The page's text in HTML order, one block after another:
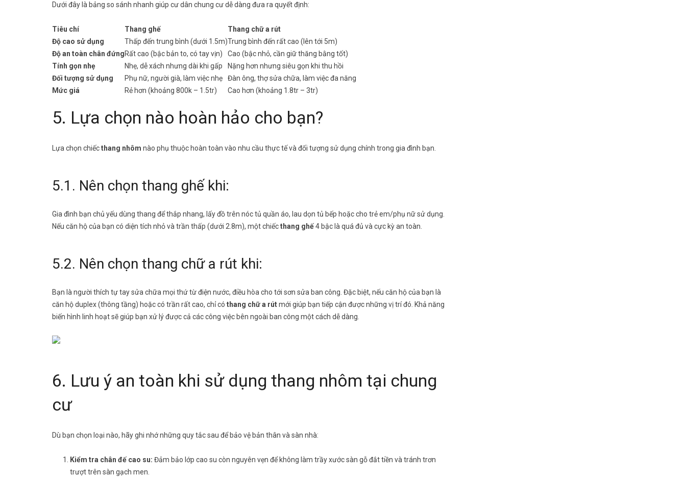
Dưới đây là bảng so sánh nhanh giúp cư dân chung cư dễ dàng đưa ra quyết định:
Tiêu chí Thang ghế
Thang chữ a rút
Độ cao sử dụng
Thấp đến trung bình (dưới 1.5m)Trung bình đến rất cao (lên tới 5m)
Độ an toàn chân đứngRất cao (bậc bản to, có tay vịn)
Cao (bậc nhỏ, cần giữ thăng bằng tốt)
Tính gọn nhẹ
Nhẹ, dễ xách nhưng dài khi gấp
Nặng hơn nhưng siêu gọn khi thu hồi
Đối tượng sử dụng
Phụ nữ, người già, làm việc nhẹ
Đàn ông, thợ sửa chữa, làm việc đa năng
Mức giá
Rẻ hơn (khoảng 800k – 1.5tr) Cao hơn (khoảng 1.8tr – 3tr)
5. Lựa chọn nào hoàn hảo cho bạn?
Lựa chọn chiếcthang nhôm nào phụ thuộc hoàn toàn vào nhu cầu thực tế và đối tượng sử dụng chính trong gia đình bạn.
5.1. Nên chọn thang ghế khi:
Gia đình bạn chủ yếu dùng thang để thắp nhang, lấy đồ trên nóc tủ quần áo, lau dọn tủ bếp hoặc cho trẻ em/phụ nữ sử dụng.
Nếu căn hộ của bạn có diện tích nhỏ và trần thấp (dưới 2.8m), một chiếcthang ghế4 bậc là quá đủ và cực kỳ an toàn.
5.2. Nên chọn thang chữ a rút khi:
Bạn là người thích tự tay sửa chữa mọi thứ từ điện nước, điều hòa cho tới sơn sửa ban công. Đặc biệt, nếu căn hộ của bạn là
căn hộ duplex (thông tầng) hoặc có trần rất cao, chỉ có thang chữ a rútmới giúp bạn tiếp cận được những vị trí đó. Khả năng
biến hình linh hoạt sẽ giúp bạn xử lý được cả các công việc bên ngoài ban công một cách dễ dàng.
6. Lưu ý an toàn khi sử dụng thang nhôm tại chung
cư
Dù bạn chọn loại nào, hãy ghi nhớ những quy tắc sau để bảo vệ bản thân và sàn nhà:
Kiểm tra chân đế cao su: Đảm bảo lớp cao su còn nguyên vẹn để không làm trầy xước sàn gỗ đắt tiền và tránh trơn
trượt trên sàn gạch men.